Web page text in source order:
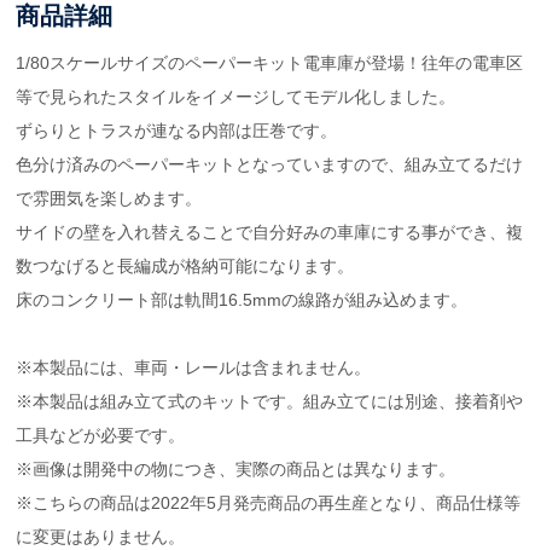
商品詳細
1/80スケールサイズのペーパーキット電車庫が登場！往年の電車区
等で見られたスタイルをイメージしてモデル化しました。
ずらりとトラスが連なる内部は圧巻です。
色分け済みのペーパーキットとなっていますので、組み立てるだけ
で雰囲気を楽しめます。
サイドの壁を入れ替えることで自分好みの車庫にする事ができ、複
数つなげると長編成が格納可能になります。
床のコンクリート部は軌間16.5mmの線路が組み込めます。
※本製品には、車両・レールは含まれません。
※本製品は組み立て式のキットです。組み立てには別途、接着剤や
工具などが必要です。
※画像は開発中の物につき、実際の商品とは異なります。
※こちらの商品は2022年5月発売商品の再生産となり、商品仕様等
に変更はありません。